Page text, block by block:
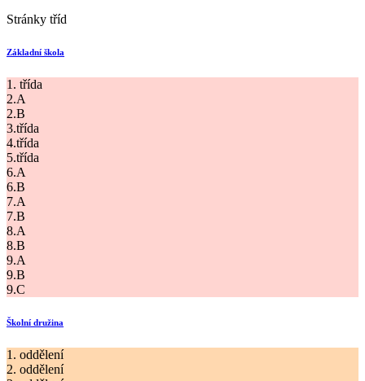
Stránky tříd
Základní škola
1. třída
2.A
2.B
3.třída
4.třída
5.třída
6.A
6.B
7.A
7.B
8.A
8.B
9.A
9.B
9.C
Školní družina
1. oddělení
2. oddělení